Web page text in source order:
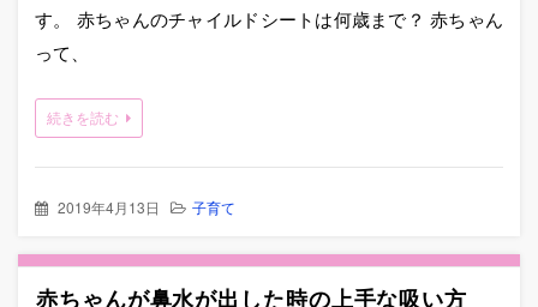
す。 赤ちゃんのチャイルドシートは何歳まで？ 赤ちゃん
って、
続きを読む
2019年4月13日 子育て
赤ちゃんが鼻水が出した時の上手な吸い方